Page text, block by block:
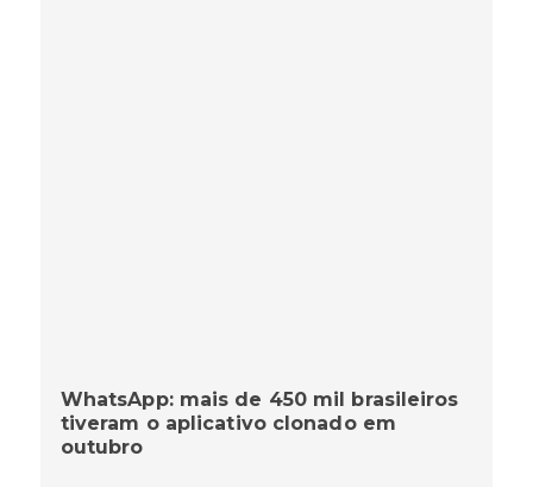
WhatsApp: mais de 450 mil brasileiros
tiveram o aplicativo clonado em
outubro